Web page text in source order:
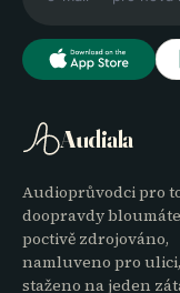
Audiala
Audioprůvodci pro
doopravdy
poctivě zdrojováno,
namluveno pro ulici,
staženo na jeden